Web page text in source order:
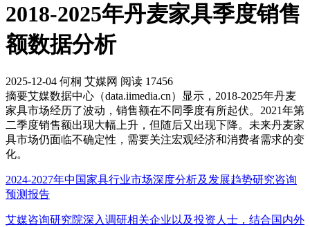
2018-2025年丹麦家具季度销售
额数据分析
2025-12-04 何桐 艾媒网 阅读 17456
摘要艾媒数据中心（data.iimedia.cn）显示，2018-2025年丹麦
家具市场经历了波动，销售额在不同季度有所起伏。2021年第
二季度销售额出现大幅上升，但随后又出现下降。未来丹麦家
具市场仍面临不确定性，需要关注宏观经济和消费者需求的变
化。
2024-2027年中国家具行业市场深度分析及发展趋势研究咨询
预测报告
艾媒咨询研究院深入调研相关企业以及投资人士，结合国内外